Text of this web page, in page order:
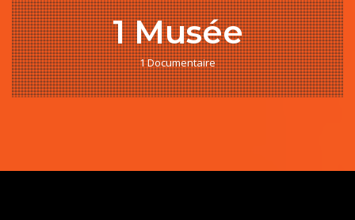
1 Musée
1 Documentaire